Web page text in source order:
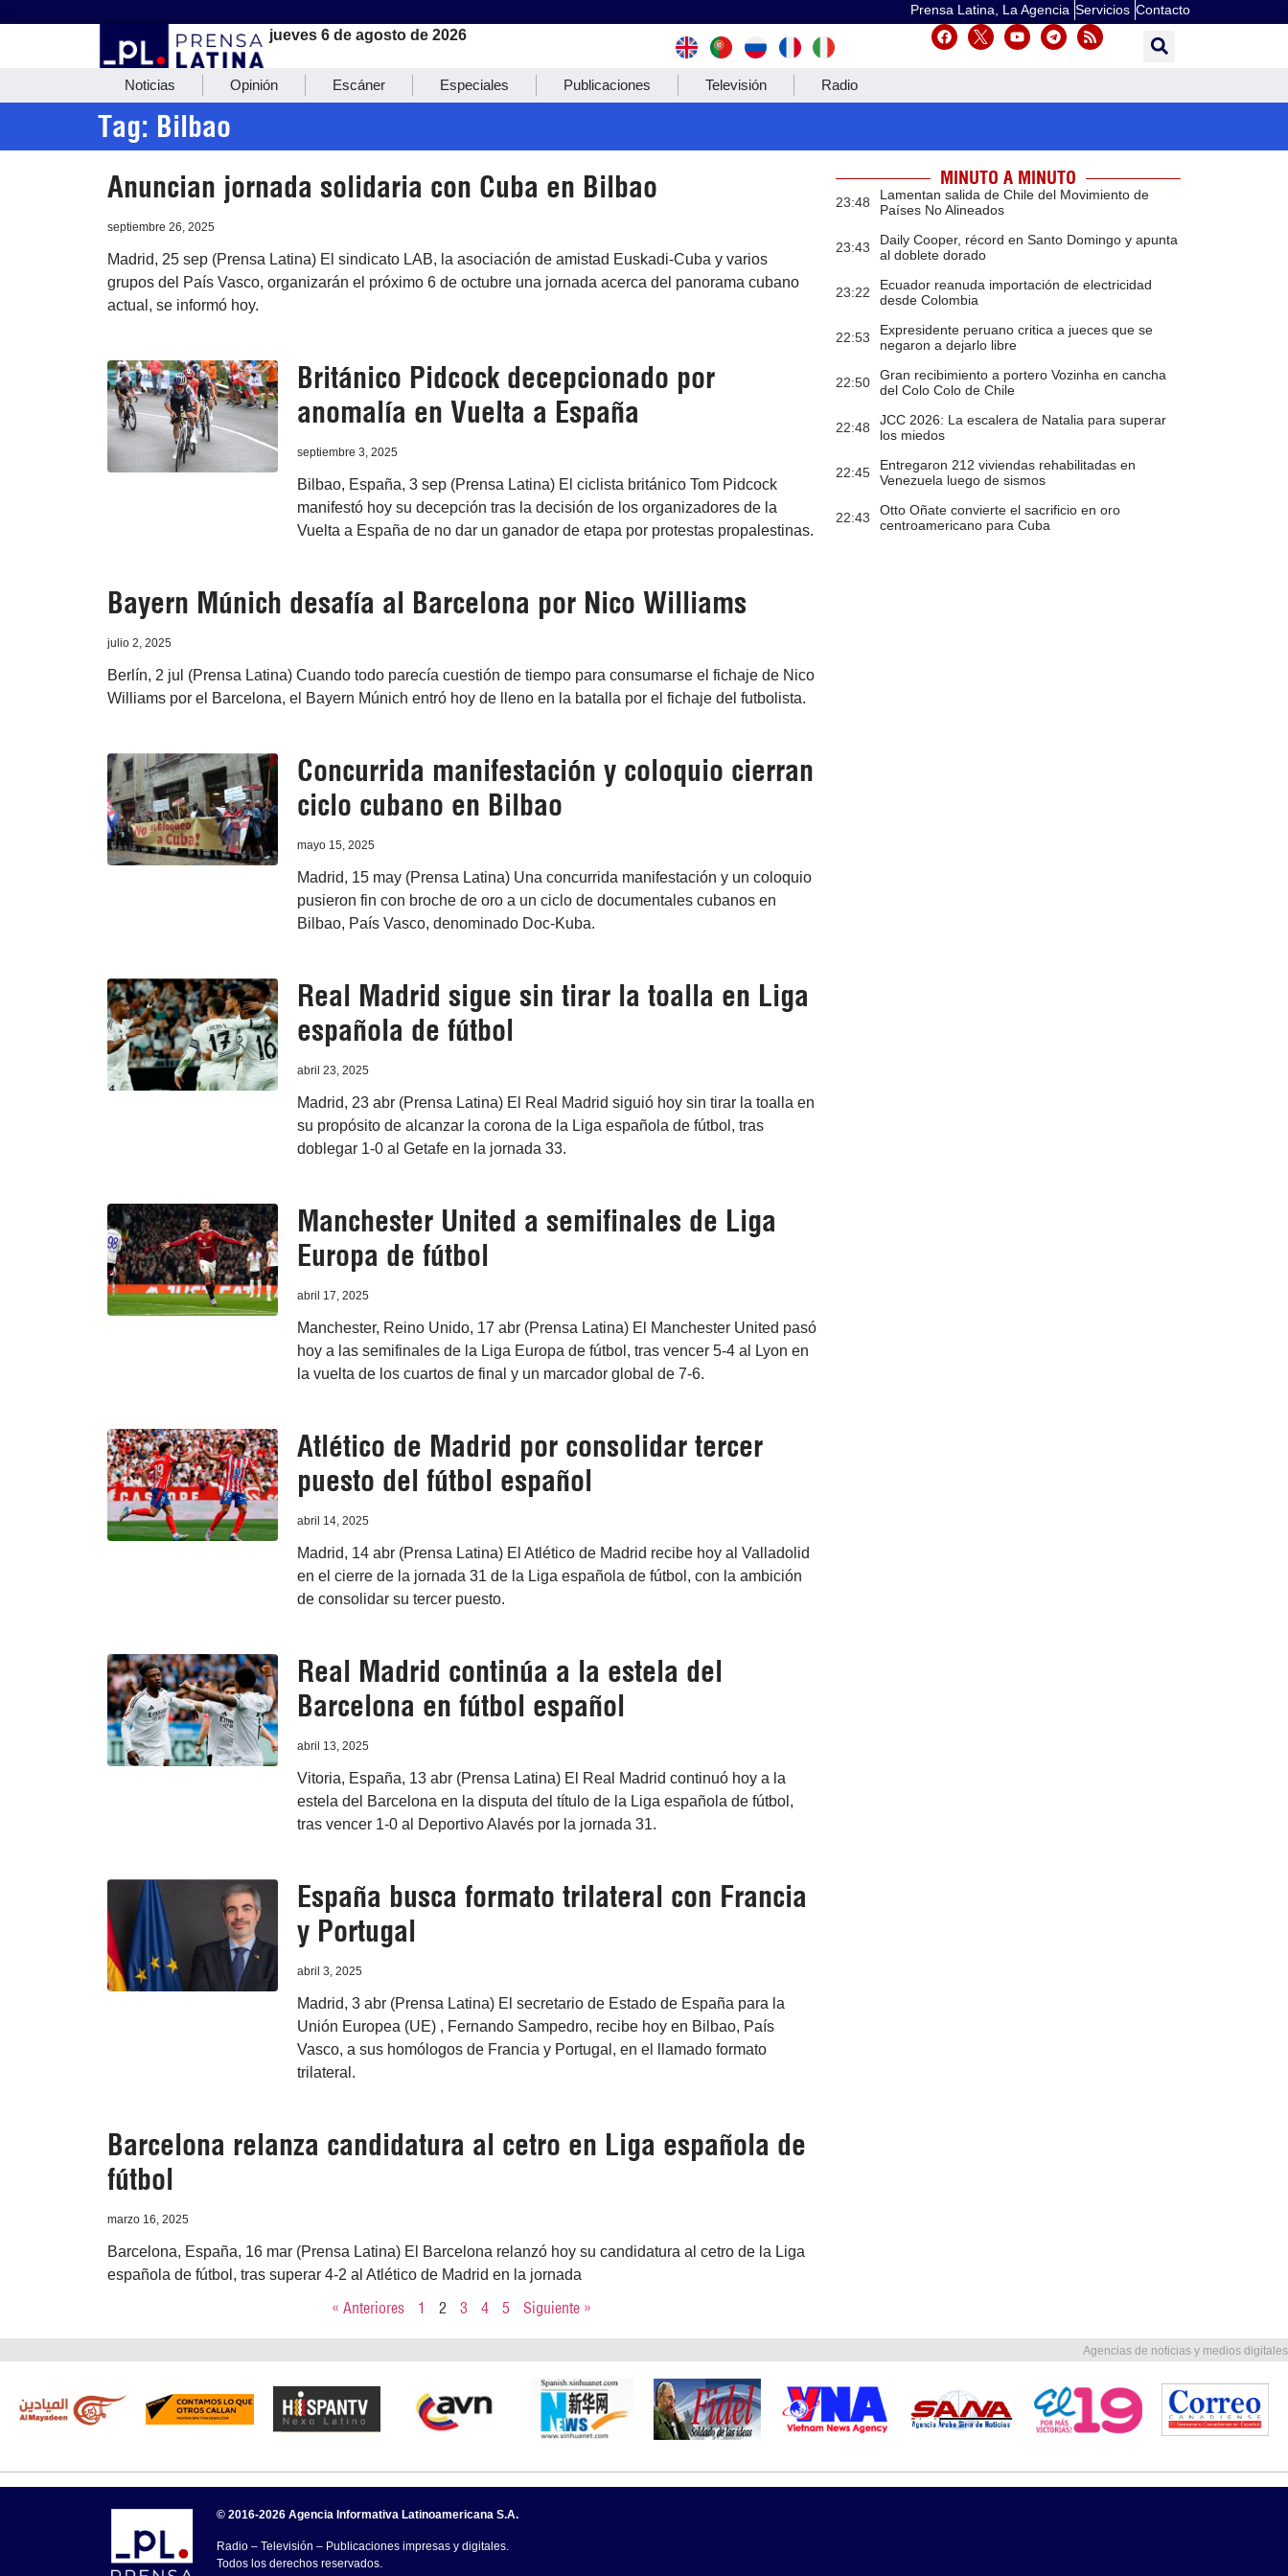
Prensa Latina, La Agencia Servicios Contacto
jueves 6 de agosto de 2026
Noticias Opinión Escáner Especiales Publicaciones Televisión Radio
Tag: Bilbao
Anuncian jornada solidaria con Cuba en Bilbao
septiembre 26, 2025
Madrid, 25 sep (Prensa Latina) El sindicato LAB, la asociación de amistad Euskadi-Cuba y varios
grupos del País Vasco, organizarán el próximo 6 de octubre una jornada acerca del panorama cubano
actual, se informó hoy.
Británico Pidcock decepcionado por
anomalía en Vuelta a España
septiembre 3, 2025
Bilbao, España, 3 sep (Prensa Latina) El ciclista británico Tom Pidcock
manifestó hoy su decepción tras la decisión de los organizadores de la
Vuelta a España de no dar un ganador de etapa por protestas propalestinas.
Bayern Múnich desafía al Barcelona por Nico Williams
julio 2, 2025
Berlín, 2 jul (Prensa Latina) Cuando todo parecía cuestión de tiempo para consumarse el fichaje de Nico
Williams por el Barcelona, el Bayern Múnich entró hoy de lleno en la batalla por el fichaje del futbolista.
Concurrida manifestación y coloquio cierran
ciclo cubano en Bilbao
mayo 15, 2025
Madrid, 15 may (Prensa Latina) Una concurrida manifestación y un coloquio
pusieron fin con broche de oro a un ciclo de documentales cubanos en
Bilbao, País Vasco, denominado Doc-Kuba.
Real Madrid sigue sin tirar la toalla en Liga
española de fútbol
abril 23, 2025
Madrid, 23 abr (Prensa Latina) El Real Madrid siguió hoy sin tirar la toalla en
su propósito de alcanzar la corona de la Liga española de fútbol, tras
doblegar 1-0 al Getafe en la jornada 33.
Manchester United a semifinales de Liga
Europa de fútbol
abril 17, 2025
Manchester, Reino Unido, 17 abr (Prensa Latina) El Manchester United pasó
hoy a las semifinales de la Liga Europa de fútbol, tras vencer 5-4 al Lyon en
la vuelta de los cuartos de final y un marcador global de 7-6.
Atlético de Madrid por consolidar tercer
puesto del fútbol español
abril 14, 2025
Madrid, 14 abr (Prensa Latina) El Atlético de Madrid recibe hoy al Valladolid
en el cierre de la jornada 31 de la Liga española de fútbol, con la ambición
de consolidar su tercer puesto.
Real Madrid continúa a la estela del
Barcelona en fútbol español
abril 13, 2025
Vitoria, España, 13 abr (Prensa Latina) El Real Madrid continuó hoy a la
estela del Barcelona en la disputa del título de la Liga española de fútbol,
tras vencer 1-0 al Deportivo Alavés por la jornada 31.
España busca formato trilateral con Francia
y Portugal
abril 3, 2025
Madrid, 3 abr (Prensa Latina) El secretario de Estado de España para la
Unión Europea (UE) , Fernando Sampedro, recibe hoy en Bilbao, País
Vasco, a sus homólogos de Francia y Portugal, en el llamado formato
trilateral.
Barcelona relanza candidatura al cetro en Liga española de
fútbol
marzo 16, 2025
Barcelona, España, 16 mar (Prensa Latina) El Barcelona relanzó hoy su candidatura al cetro de la Liga
española de fútbol, tras superar 4-2 al Atlético de Madrid en la jornada
« Anteriores 1 2 3 4 5 Siguiente »
MINUTO A MINUTO
23:48
Lamentan salida de Chile del Movimiento de
Países No Alineados
23:43
Daily Cooper, récord en Santo Domingo y apunta
al doblete dorado
23:22
Ecuador reanuda importación de electricidad
desde Colombia
22:53
Expresidente peruano critica a jueces que se
negaron a dejarlo libre
22:50
Gran recibimiento a portero Vozinha en cancha
del Colo Colo de Chile
22:48
JCC 2026: La escalera de Natalia para superar
los miedos
22:45
Entregaron 212 viviendas rehabilitadas en
Venezuela luego de sismos
22:43
Otto Oñate convierte el sacrificio en oro
centroamericano para Cuba
Agencias de noticias y medios digitales
© 2016-2026 Agencia Informativa Latinoamericana S.A.
Radio – Televisión – Publicaciones impresas y digitales.
Todos los derechos reservados.